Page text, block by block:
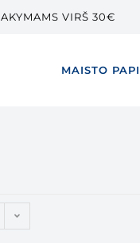
VIRŠ 30€
MAISTO